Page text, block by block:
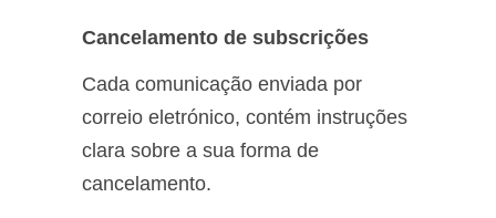
Cancelamento de subscrições
Cada comunicação enviada por
correio eletrónico, contém instruções
clara sobre a sua forma de
cancelamento.